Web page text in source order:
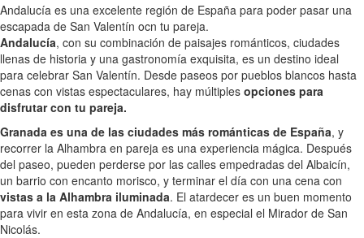
Andalucía es una excelente región de España para poder pasar una
escapada de San Valentín ocn tu pareja.
Andalucía, con su combinación de paisajes románticos, ciudades
llenas de historia y una gastronomía exquisita, es un destino ideal
para celebrar San Valentín. Desde paseos por pueblos blancos hasta
cenas con vistas espectaculares, hay múltiples opciones para
disfrutar con tu pareja.
Granada es una de las ciudades más románticas de España, y
recorrer la Alhambra en pareja es una experiencia mágica. Después
del paseo, pueden perderse por las calles empedradas del Albaicín,
un barrio con encanto morisco, y terminar el día con una cena con
vistas a la Alhambra iluminada. El atardecer es un buen momento
para vivir en esta zona de Andalucía, en especial el Mirador de San
Nicolás.